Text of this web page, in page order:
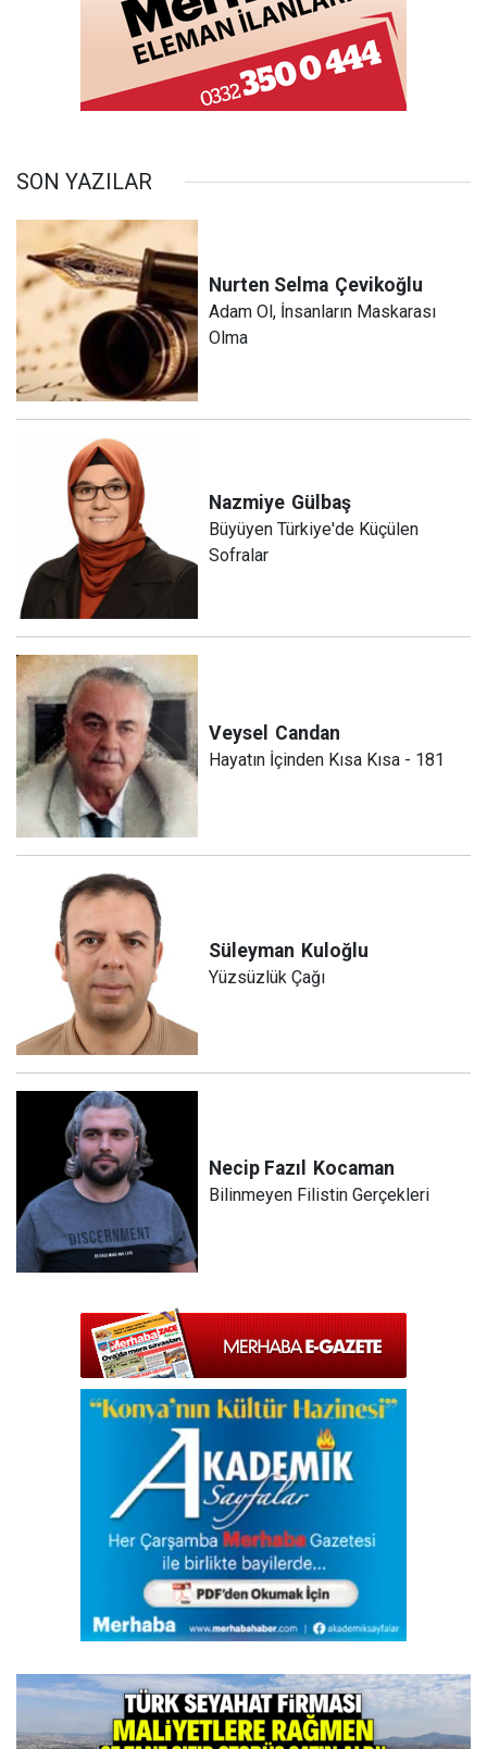
SON YAZILAR
Nurten Selma Çevikoğlu
Adam Ol, İnsanların Maskarası
Olma
Nazmiye Gülbaş
Büyüyen Türkiye'de Küçülen
Sofralar
Veysel Candan
Hayatın İçinden Kısa Kısa - 181
Süleyman Kuloğlu
Yüzsüzlük Çağı
Necip Fazıl Kocaman
Bilinmeyen Filistin Gerçekleri